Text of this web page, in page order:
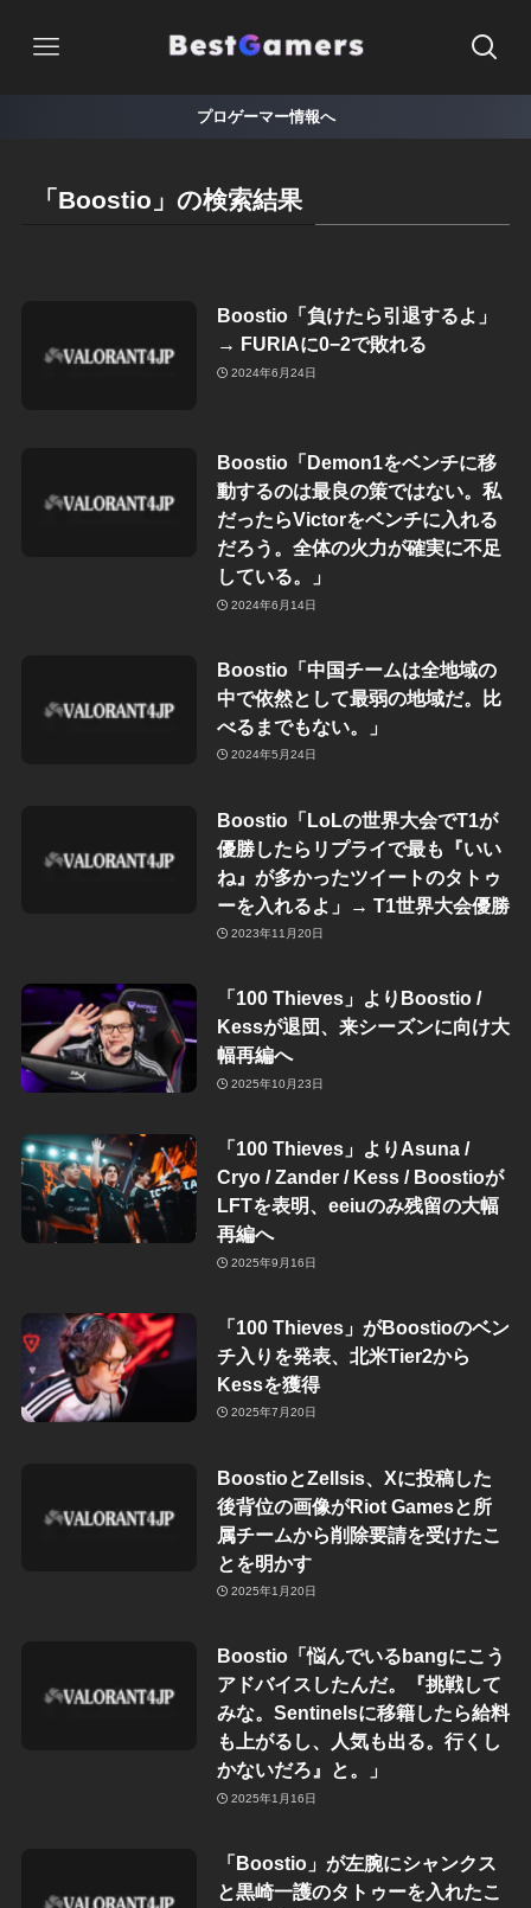
プロゲーマー情報へ
「Boostio」の検索結果
Boostio「負けたら引退するよ」
→ FURIAに0−2で敗れる
2024年6月24日
Boostio「Demon1をベンチに移
動するのは最良の策ではない。私
だったらVictorをベンチに入れる
だろう。全体の火力が確実に不足
している。」
2024年6月14日
Boostio「中国チームは全地域の
中で依然として最弱の地域だ。比
べるまでもない。」
2024年5月24日
Boostio「LoLの世界大会でT1が
優勝したらリプライで最も『いい
ね』が多かったツイートのタトゥ
ーを入れるよ」→ T1世界大会優勝
2023年11月20日
「100 Thieves」よりBoostio /
Kessが退団、来シーズンに向け大
幅再編へ
2025年10月23日
「100 Thieves」よりAsuna /
Cryo / Zander / Kess / Boostioが
LFTを表明、eeiuのみ残留の大幅
再編へ
2025年9月16日
「100 Thieves」がBoostioのベン
チ入りを発表、北米Tier2から
Kessを獲得
2025年7月20日
BoostioとZellsis、Xに投稿した
後背位の画像がRiot Gamesと所
属チームから削除要請を受けたこ
とを明かす
2025年1月20日
Boostio「悩んでいるbangにこう
アドバイスしたんだ。『挑戦して
みな。Sentinelsに移籍したら給料
も上がるし、人気も出る。行くし
かないだろ』と。」
2025年1月16日
「Boostio」が左腕にシャンクス
と黒崎一護のタトゥーを入れたこ